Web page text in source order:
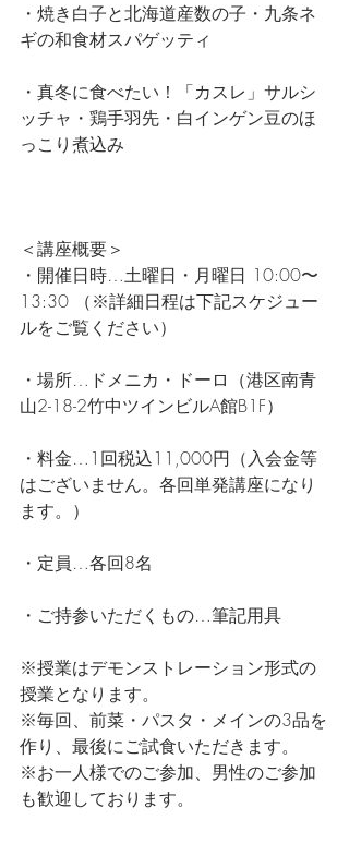
・焼き白子と北海道産数の子・九条ネ
ギの和食材スパゲッティ
・真冬に食べたい！「カスレ」サルシ
ッチャ・鶏手羽先・白インゲン豆のほ
っこり煮込み
＜講座概要＞
・開催日時…土曜日・月曜日 10:00〜
13:30 （※詳細日程は下記スケジュー
ルをご覧ください）
・場所…ドメニカ・ドーロ（港区南青
山2-18-2竹中ツインビルA館B1F）
・料金…1回税込11,000円（入会金等
はございません。各回単発講座になり
ます。）
・定員…各回8名
・ご持参いただくもの…筆記用具
※授業はデモンストレーション形式の
授業となります。
※毎回、前菜・パスタ・メインの3品を
作り、最後にご試食いただきます。
※お一人様でのご参加、男性のご参加
も歓迎しております。